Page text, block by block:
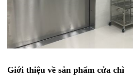
Giới thiệu về sản phẩm cửa chì